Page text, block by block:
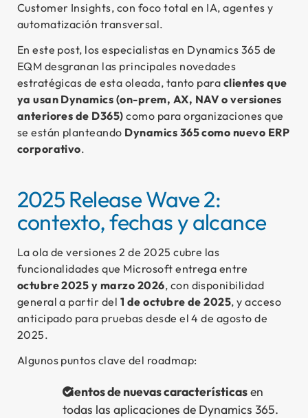
Customer Insights, con foco total en IA, agentes y
automatización transversal.
En este post, los especialistas en Dynamics 365 de
EQM desgranan las principales novedades
estratégicas de esta oleada, tanto para clientes que
ya usan Dynamics (on-prem, AX, NAV o versiones
anteriores de D365) como para organizaciones que
se están planteando Dynamics 365 como nuevo ERP
corporativo.
2025 Release Wave 2:
contexto, fechas y alcance
La ola de versiones 2 de 2025 cubre las
funcionalidades que Microsoft entrega entre
octubre 2025 y marzo 2026, con disponibilidad
general a partir del 1 de octubre de 2025, y acceso
anticipado para pruebas desde el 4 de agosto de
2025.
Algunos puntos clave del roadmap:
Cientos de nuevas característicasen
todas las aplicaciones de Dynamics 365.